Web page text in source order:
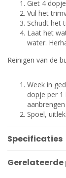
Giet 4
Vul het
Schudt het
Laat het
water.
Reinigen van de
Week in
dopje per 1
aanbrengen
Spoel,
Specificaties